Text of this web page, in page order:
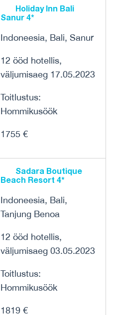
Holiday Inn Bali
Sanur 4*
Indoneesia, Bali, Sanur
12 ööd hotellis,
väljumisaeg 17.05.2023
Toitlustus:
Hommikusöök
1755 €
Sadara Boutique
Beach Resort 4*
Indoneesia, Bali,
Tanjung Benoa
12 ööd hotellis,
väljumisaeg 03.05.2023
Toitlustus:
Hommikusöök
1819 €